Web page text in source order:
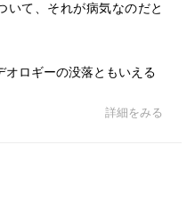
いて、それが病気なのだと
ロギーの没落ともいえる
詳細をみる